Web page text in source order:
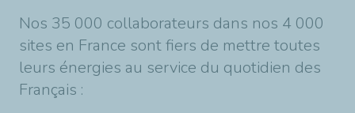
Nos 35 000 collaborateurs dans nos 4 000
sites en France sont fiers de mettre toutes
leurs énergies au service du quotidien des
Français :